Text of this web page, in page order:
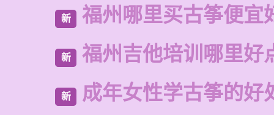
新 福州哪里买古筝便宜
新 福州吉他培训哪里好
新 成年女性学古筝的好